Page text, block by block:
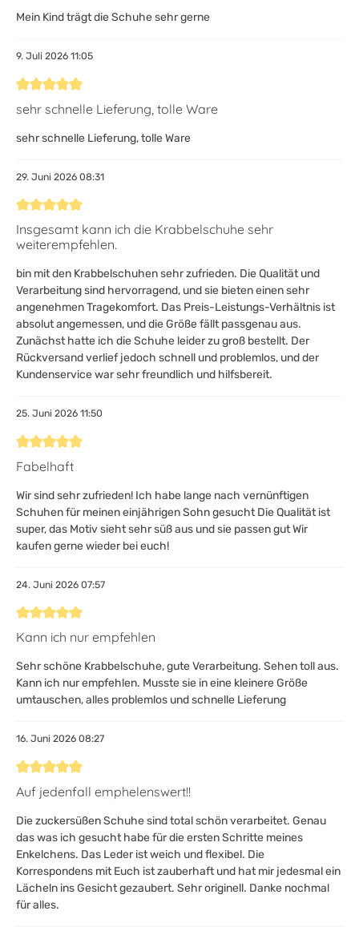
Mein Kind trägt die Schuhe sehr gerne
9. Juli 2026 11:05
Bewertung mit 5 von 5 Sternen
sehr schnelle Lieferung, tolle Ware
sehr schnelle Lieferung, tolle Ware
29. Juni 2026 08:31
Bewertung mit 5 von 5 Sternen
Insgesamt kann ich die Krabbelschuhe sehr
weiterempfehlen.
bin mit den Krabbelschuhen sehr zufrieden. Die Qualität und
Verarbeitung sind hervorragend, und sie bieten einen sehr
angenehmen Tragekomfort. Das Preis-Leistungs-Verhältnis ist
absolut angemessen, und die Größe fällt passgenau aus.
Zunächst hatte ich die Schuhe leider zu groß bestellt. Der
Rückversand verlief jedoch schnell und problemlos, und der
Kundenservice war sehr freundlich und hilfsbereit.
25. Juni 2026 11:50
Bewertung mit 5 von 5 Sternen
Fabelhaft
Wir sind sehr zufrieden! Ich habe lange nach vernünftigen
Schuhen für meinen einjährigen Sohn gesucht Die Qualität ist
super, das Motiv sieht sehr süß aus und sie passen gut Wir
kaufen gerne wieder bei euch!
24. Juni 2026 07:57
Bewertung mit 5 von 5 Sternen
Kann ich nur empfehlen
Sehr schöne Krabbelschuhe, gute Verarbeitung. Sehen toll aus.
Kann ich nur empfehlen. Musste sie in eine kleinere Größe
umtauschen, alles problemlos und schnelle Lieferung
16. Juni 2026 08:27
Bewertung mit 5 von 5 Sternen
Auf jedenfall emphelenswert!!
Die zuckersüßen Schuhe sind total schön verarbeitet. Genau
das was ich gesucht habe für die ersten Schritte meines
Enkelchens. Das Leder ist weich und flexibel. Die
Korrespondens mit Euch ist zauberhaft und hat mir jedesmal ein
Lächeln ins Gesicht gezaubert. Sehr originell. Danke nochmal
für alles.